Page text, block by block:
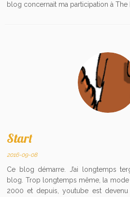
blog concernait ma participation à The
Start
2016-09-08
Ce blog démarre. J’ai longtemps
blog. Trop longtemps même, la mode
2000 et depuis, youtube est